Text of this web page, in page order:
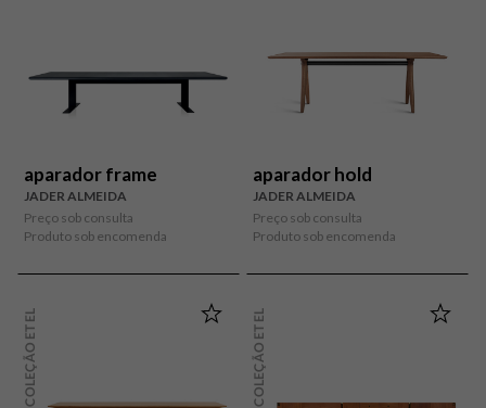
aparador frame
JADER ALMEIDA
Preço sob consulta
Produto sob encomenda
aparador hold
JADER ALMEIDA
Preço sob consulta
Produto sob encomenda
COLEÇÃO ETEL COLEÇÃO ETEL